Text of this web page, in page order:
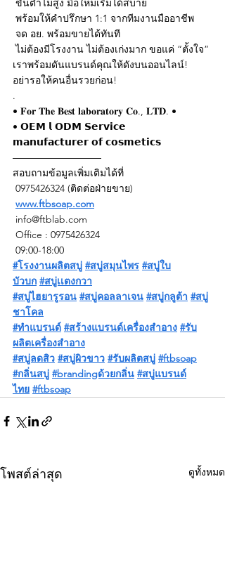
ขั้นต่ำไม่สูง มือใหม่เริ่มได้สบาย
พร้อมให้คำปรึกษา 1:1 จากทีมงานมืออาชีพ
จด อย. พร้อมขายได้ทันที
ไม่ต้องมีโรงงาน ไม่ต้องเก่งมาก ขอแค่ “ตั้งใจ”
เราพร้อมดันแบรนด์คุณให้ดังบนออนไลน์!
อย่ารอให้คนอื่นรวยก่อน!
.
• 𝐅𝐨𝐫 𝐓𝐡𝐞 𝐁𝐞𝐬𝐭 𝐥𝐚𝐛𝐨𝐫𝐚𝐭𝐨𝐫𝐲 𝐂𝐨., 𝐋𝐓𝐃. •
• 𝗢𝗘𝗠 𝗹 𝗢𝗗𝗠 𝗦𝗲𝗿𝘃𝗶𝗰𝗲
𝗺𝗮𝗻𝘂𝗳𝗮𝗰𝘁𝘂𝗿𝗲𝗿 𝗼𝗳 𝗰𝗼𝘀𝗺𝗲𝘁𝗶𝗰𝘀
―――――――――
สอบถามข้อมูลเพิ่มเติมได้ที่
0975426324 (ติดต่อฝ่ายขาย)
www.ftbsoap.com
info@ftblab.com
Office : 0975426324
09:00-18:00
#โรงงานผลิตสบู่ #สบู่สมุนไพร #สบู่ใบ
บัวบก #สบู่เเตงกวา
#สบู่ไฮยารูรอน #สบู่คอลลาเจน #สบู่กลูต้า #สบู่
ชาโคล
#ทำแบรนด์ #สร้างแบรนด์เครื่องสำอาง #รับ
ผลิตเครื่องสำอาง
#สบู่ลดสิว #สบู่ผิวขาว #รับผลิตสบู่ #ftbsoap
#กลิ่นสบู่ #brandingด้วยกลิ่น #สบู่แบรนด์
ไทย #ftbsoap
โพสต์ล่าสุด ดูทั้งหมด